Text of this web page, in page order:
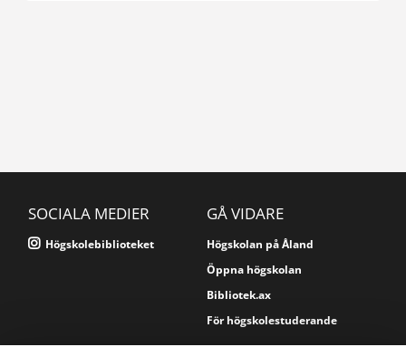
SOCIALA MEDIER
Högskolebiblioteket
GÅ VIDARE
Högskolan på Åland
Öppna högskolan
Bibliotek.ax
För högskolestuderande